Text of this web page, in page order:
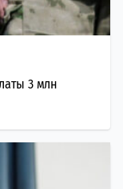
3 млн